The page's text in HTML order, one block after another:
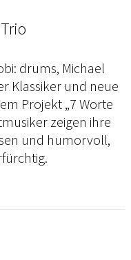
drums, Michael
Klassiker und neue
Projekt „7 Worte
zeigen ihre
und humorvoll,